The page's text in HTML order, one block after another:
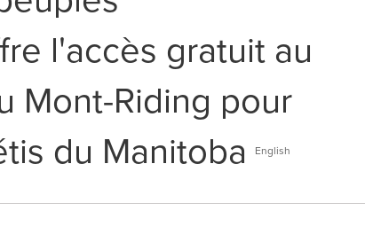
l'accès gratuit au
Mont-Riding pour
du Manitoba
English